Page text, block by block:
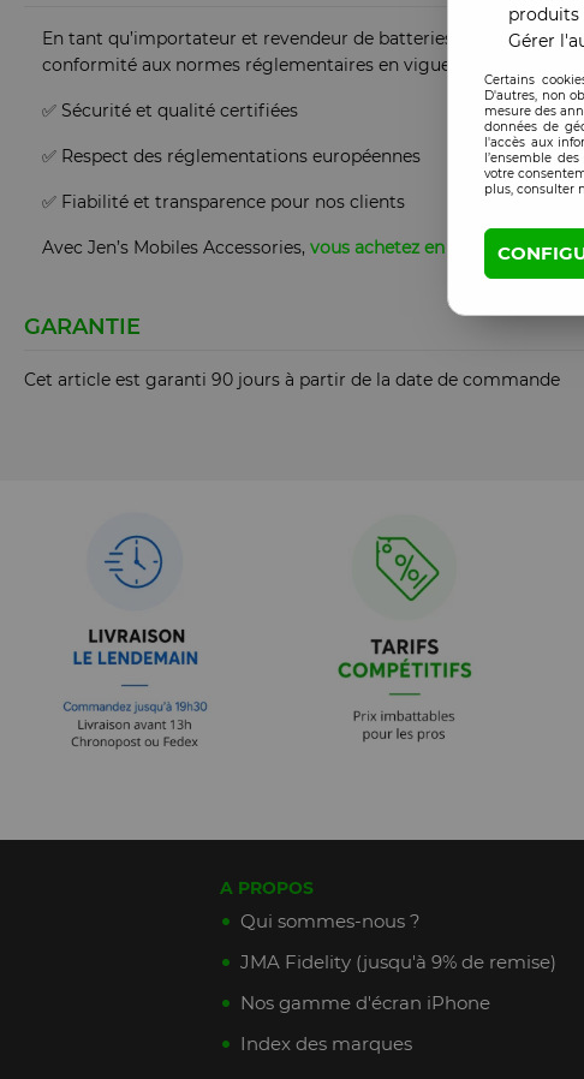
En tant qu’importateur et revendeur de batteries lithium en
conformité aux normes réglementaires en vigueur.
✅ Sécurité et qualité certifiées
✅ Respect des réglementations européennes
✅ Fiabilité et transparence pour nos clients
Avec Jen’s Mobiles Accessories, vous achetez en toute
GARANTIE
Cet article est garanti 90 jours à partir de la date de commande
A PROPOS
Qui sommes-nous ?
JMA Fidelity (jusqu'à 9% de remise)
Nos gamme d'écran iPhone
Index des marques
produits
Gérer
Certains
D'autres, non
mesure des
données de
l'accès aux
l’ensemble
votre
plus, consulter